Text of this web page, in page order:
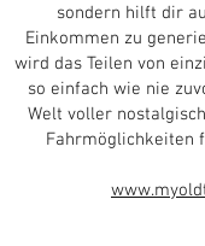
sondern hilft dir
Einkommen zu
wird das Teilen von
so einfach wie nie
Welt voller
Fahrmöglichkeiten